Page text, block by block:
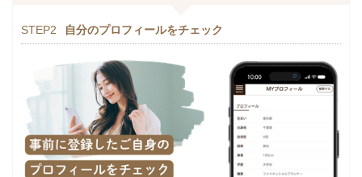
STEP2 自分のプロフィールをチェック